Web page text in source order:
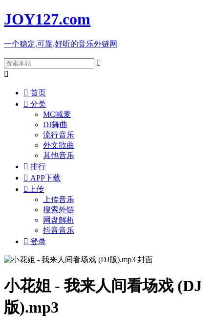
JOY127.com
一个稳定,可靠,好听的音乐外链网


 首页
 分类
MC喊麦
DJ舞曲
流行音乐
外文歌曲
其他音乐
 排行
 APP下载
 上传
上传音乐
搜索外链
网盘解析
抖音音乐
 登录
小花姐 - 我来人间看场戏 (DJ
版).mp3